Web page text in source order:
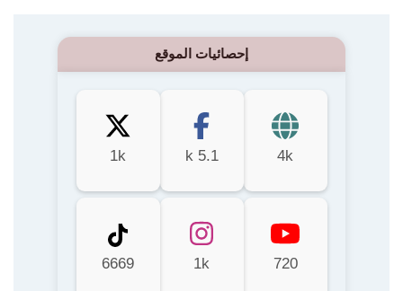
إحصائيات الموقع
4k
5.1 k
1k
720
1k
6669